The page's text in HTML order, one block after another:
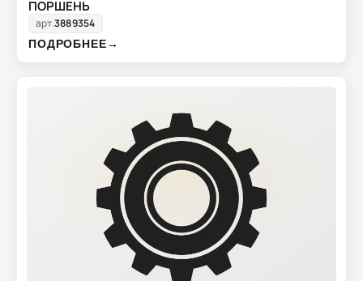
ПОРШЕНЬ
арт.3889354
ПОДРОБНЕЕ→